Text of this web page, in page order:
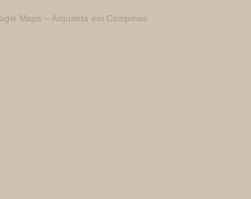
Maps – Arquiteta em Campinas